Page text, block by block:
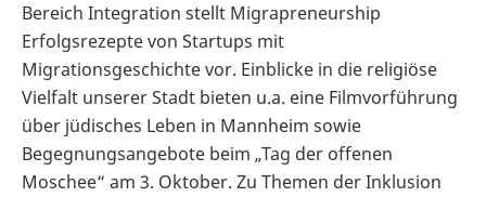
Bereich Integration stellt Migrapreneurship
Erfolgsrezepte von Startups mit
Migrationsgeschichte vor. Einblicke in die religiöse
Vielfalt unserer Stadt bieten u.a. eine Filmvorführung
über jüdisches Leben in Mannheim sowie
Begegnungsangebote beim „Tag der offenen
Moschee“ am 3. Oktober. Zu Themen der Inklusion